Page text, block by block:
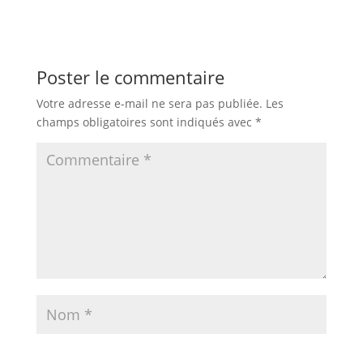
Poster le commentaire
Votre adresse e-mail ne sera pas publiée. Les
champs obligatoires sont indiqués avec *